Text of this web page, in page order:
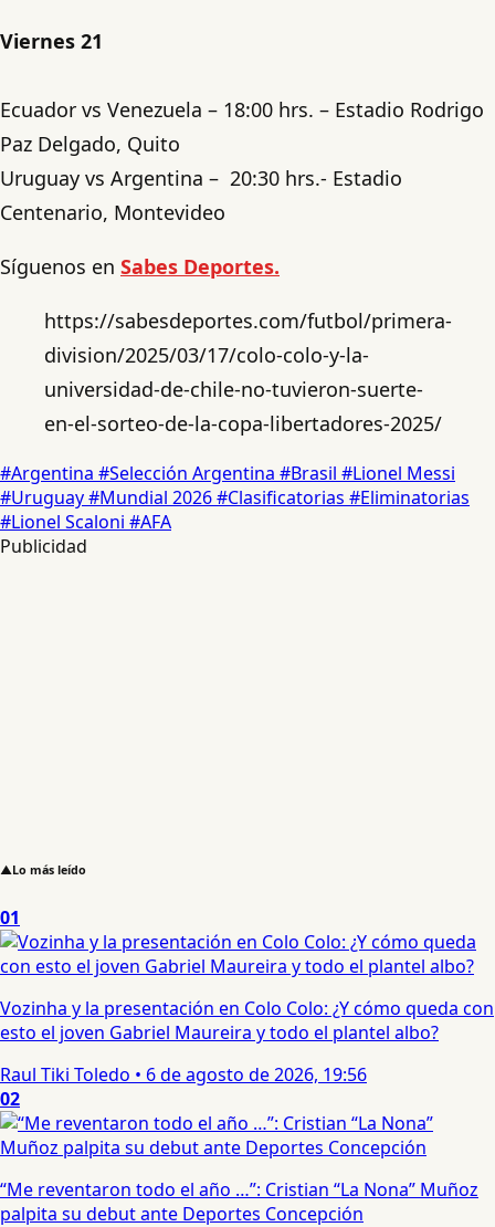
Viernes 21
Ecuador vs Venezuela – 18:00 hrs. – Estadio Rodrigo
Paz Delgado, Quito
Uruguay vs Argentina – 20:30 hrs.- Estadio
Centenario, Montevideo
Síguenos en Sabes Deportes.
https://sabesdeportes.com/futbol/primera-
division/2025/03/17/colo-colo-y-la-
universidad-de-chile-no-tuvieron-suerte-
en-el-sorteo-de-la-copa-libertadores-2025/
#Argentina #Selección Argentina #Brasil #Lionel Messi
#Uruguay#Mundial 2026#Clasificatorias #Eliminatorias
#Lionel Scaloni #AFA
Publicidad
▲Lo más leído
01
Vozinha y la presentación en Colo Colo: ¿Y cómo queda con
esto el joven Gabriel Maureira y todo el plantel albo?
Raul Tiki Toledo • 6 de agosto de 2026, 19:56
02
“Me reventaron todo el año …”: Cristian “La Nona” Muñoz
palpita su debut ante Deportes Concepción